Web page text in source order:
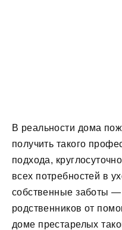
В реальности дома
получить такого
подхода,
всех потребностей в
собственные заботы —
родственников от
доме престарелых